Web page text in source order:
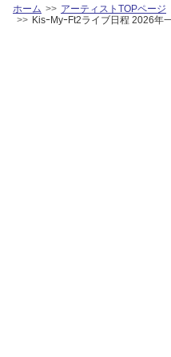
ホーム
アーティストTOPページ
KisｰMyｰFt2ライブ日程 2026年